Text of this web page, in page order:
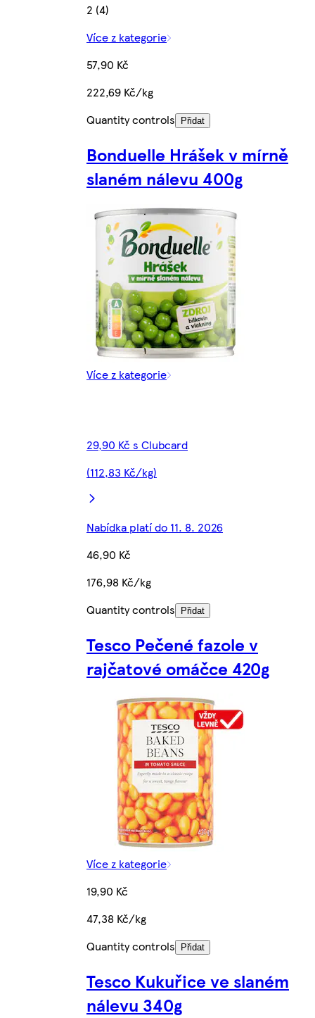
2 (4)
Více z kategorie
57,90 Kč
222,69 Kč/kg
Quantity controls
Přidat
Bonduelle Hrášek v mírně
slaném nálevu 400g
Více z kategorie
29,90 Kč s Clubcard
(112,83 Kč/kg)
Nabídka platí do 11. 8. 2026
46,90 Kč
176,98 Kč/kg
Quantity controls
Přidat
Tesco Pečené fazole v
rajčatové omáčce 420g
Více z kategorie
19,90 Kč
47,38 Kč/kg
Quantity controls
Přidat
Tesco Kukuřice ve slaném
nálevu 340g